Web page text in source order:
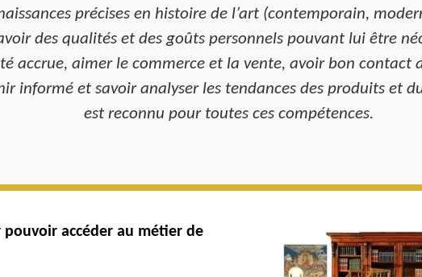
précises en histoire de l’art (contemporain,
des qualités et des goûts personnels pouvant lui être
accrue, aimer le commerce et la vente, avoir bon contact
informé et savoir analyser les tendances des produits et
est reconnu pour toutes ces compétences.
accéder au métier de